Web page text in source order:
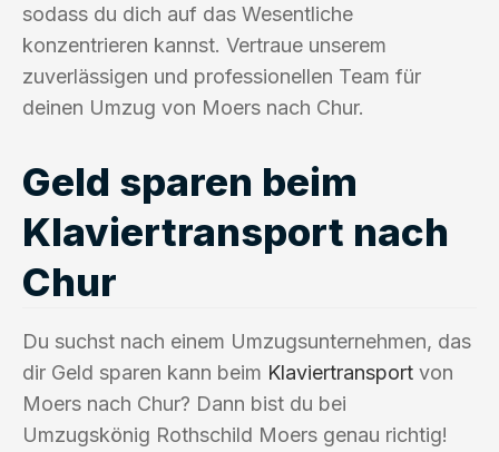
sodass du dich auf das Wesentliche
konzentrieren kannst. Vertraue unserem
zuverlässigen und professionellen Team für
deinen Umzug von Moers nach Chur.
Geld sparen beim
Klaviertransport nach
Chur
Du suchst nach einem Umzugsunternehmen, das
dir Geld sparen kann beim Klaviertransport von
Moers nach Chur? Dann bist du bei
Umzugskönig Rothschild Moers genau richtig!